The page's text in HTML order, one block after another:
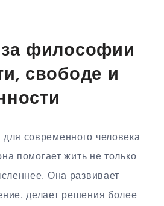
философии
свободе и
современного человека
помогает жить не только
Она развивает
делает решения более